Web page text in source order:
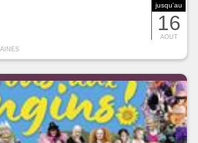
jusqu'au
16
AOUT